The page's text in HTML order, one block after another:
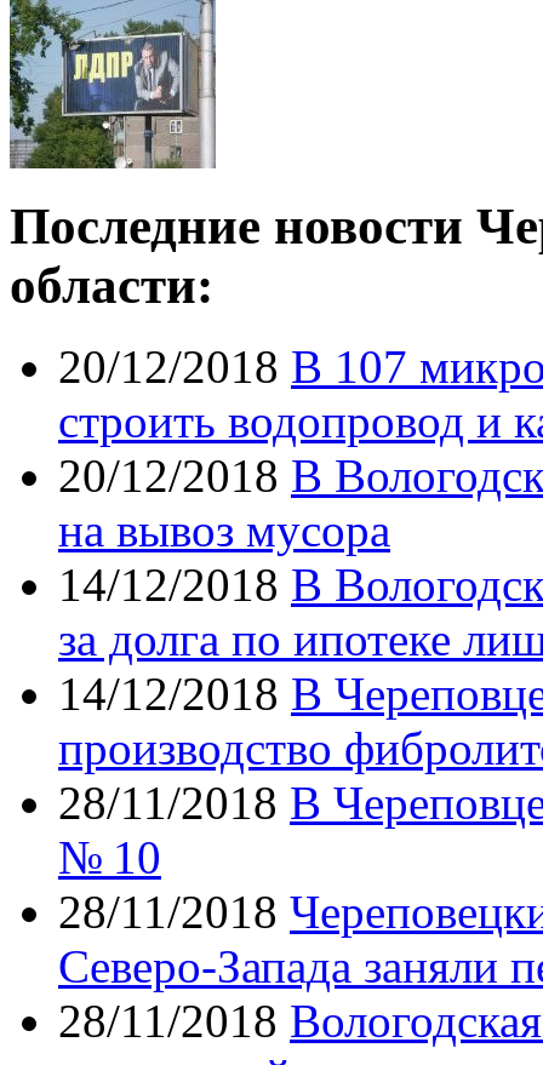
Последние новости
области:
20/12/2018 В 107
строить водопровод и
20/12/2018 В
на вывоз мусора
14/12/2018 В
за долга по ипотеке
14/12/2018 В
производство
28/11/2018 В
№ 10
28/11/2018
Северо-Запада заняли
28/11/2018